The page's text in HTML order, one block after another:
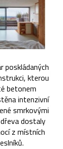
poskládaných
kterou
betonem
intenzivní
smrkovými
dostaly
z místních